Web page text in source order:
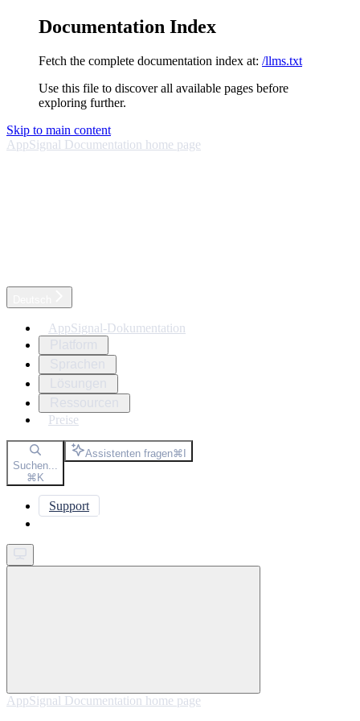
Documentation Index
Fetch the complete documentation index at: /llms.txt
Use this file to discover all available pages before
exploring further.
Skip to main content
AppSignal Documentation home page
AppSignal-Dokumentation
Preise
Suchen...
⌘K
Assistenten fragen⌘I
Support
AppSignal Documentation home page